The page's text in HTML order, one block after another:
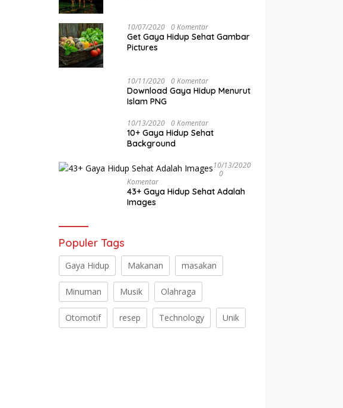
10/07/2020 0 Komentar
Get Gaya Hidup Sehat Gambar
Pictures
10/11/2020 0 Komentar
Download Gaya Hidup Menurut
Islam PNG
10/13/2020 0 Komentar
10+ Gaya Hidup Sehat
Background
10/13/2020
0
Komentar
43+ Gaya Hidup Sehat Adalah
Images
Populer Tags
Gaya Hidup Makanan masakan
Minuman Musik Olahraga
Otomotif resep Technology Unik